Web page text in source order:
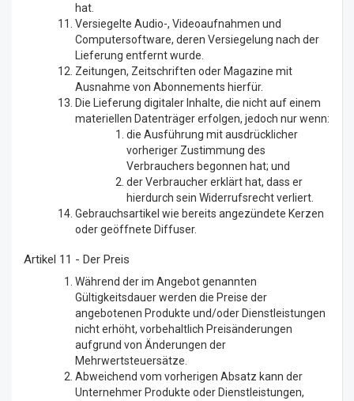
hat.
Versiegelte Audio-, Videoaufnahmen und
Computersoftware, deren Versiegelung nach der
Lieferung entfernt wurde.
Zeitungen, Zeitschriften oder Magazine mit
Ausnahme von Abonnements hierfür.
Die Lieferung digitaler Inhalte, die nicht auf einem
materiellen Datenträger erfolgen, jedoch nur wenn:
die Ausführung mit ausdrücklicher
vorheriger Zustimmung des
Verbrauchers begonnen hat; und
der Verbraucher erklärt hat, dass er
hierdurch sein Widerrufsrecht verliert.
Gebrauchsartikel wie bereits angezündete Kerzen
oder geöffnete Diffuser.
Artikel 11 - Der Preis
Während der im Angebot genannten
Gültigkeitsdauer werden die Preise der
angebotenen Produkte und/oder Dienstleistungen
nicht erhöht, vorbehaltlich Preisänderungen
aufgrund von Änderungen der
Mehrwertsteuersätze.
Abweichend vom vorherigen Absatz kann der
Unternehmer Produkte oder Dienstleistungen,